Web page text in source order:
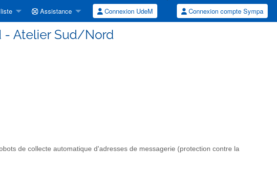
Assistance Connexion UdeM Connexion compte Sympa
- Atelier Sud/Nord
de collecte automatique d'adresses de messagerie (protection contre la